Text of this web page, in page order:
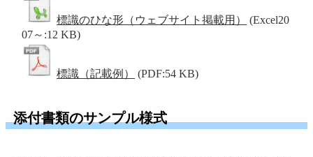
標識のひな形（ウェブサイト掲載用）
(Excel20
07～:12 KB)
標識（記載例） (PDF:54 KB)
添付書類のサンプル様式